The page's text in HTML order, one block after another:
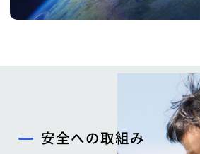
安全への取組み